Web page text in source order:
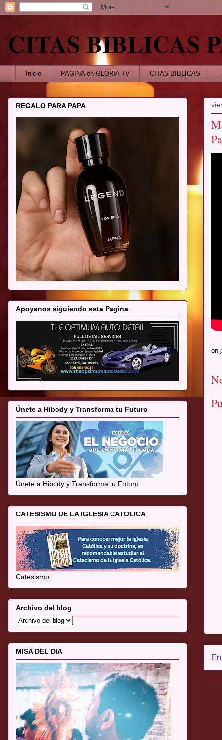
CITAS BIBLICAS
Inicio PAGINA en GLORIA TV CITAS BIBLICAS
on
REGALO PARA PAPA
Apoyanos siguiendo esta Pagina
Únete a Hibody y Transforma tu Futuro
Únete a Hibody y Transforma tu Futuro
CATESISMO DE LA IGLESIA CATOLICA
Catesismo
Archivo del blog
MISA DEL DIA